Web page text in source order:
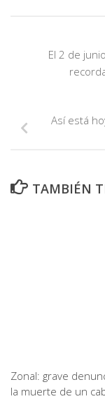
El 2 de
Así está
TAMBIÉN
Zonal: grave
la muerte de un